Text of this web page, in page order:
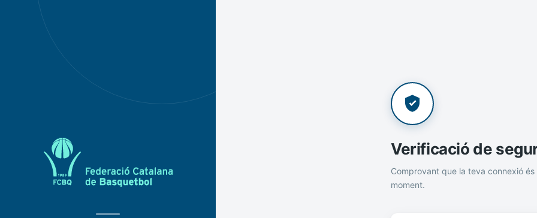
Verificació de
Comprovant que la teva connexió és
moment.